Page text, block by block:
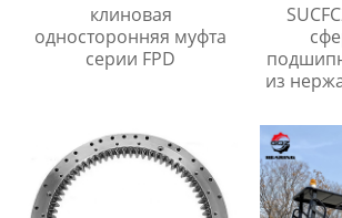
клиновая
односторонняя муфта
серии FPD
из